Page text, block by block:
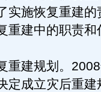
实施恢复重建
重建中的职责和
规划。2008
定成立灾后重